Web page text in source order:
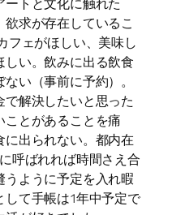
求が存在しているこ
フェがほしい、美味し
い。飲みに出る飲食
い（事前に予約）。
解決したいと思った
ことがあることを痛
出られない。都内在
呼ばれれば時間さえ合
うように予定を入れ暇
て手帳は1年中予定で